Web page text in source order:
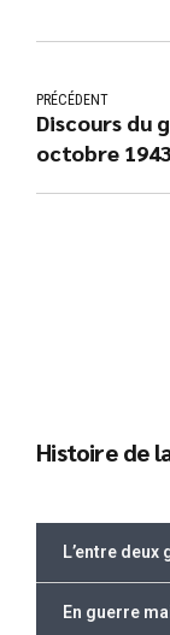
PRÉCÉDENT
Discours du
octobre 1943
Histoire de
L’entre deux
En guerre